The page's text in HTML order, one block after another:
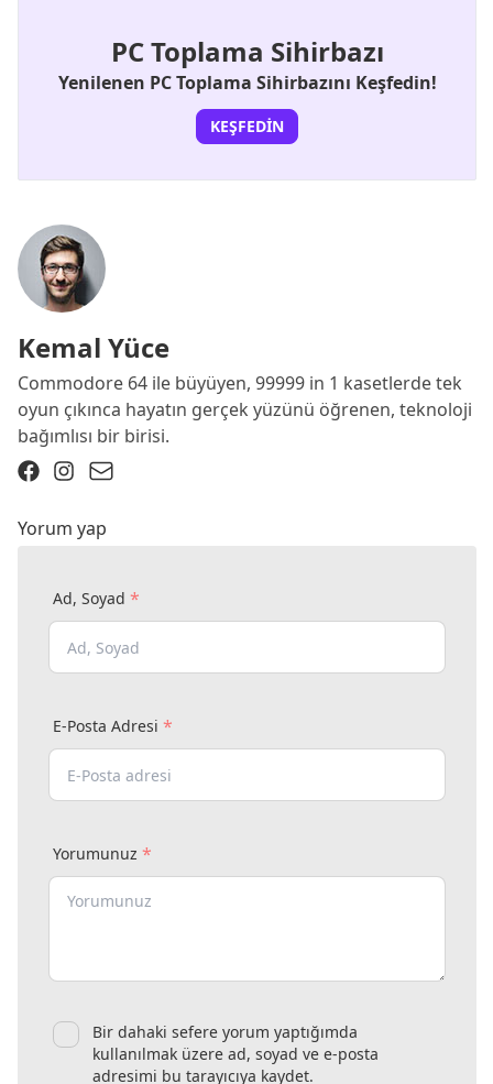
PC Toplama Sihirbazı
Yenilenen PC Toplama Sihirbazını Keşfedin!
KEŞFEDIN
Kemal Yüce
Commodore 64 ile büyüyen, 99999 in 1 kasetlerde tek
oyun çıkınca hayatın gerçek yüzünü öğrenen, teknoloji
bağımlısı bir birisi.
Yorum yap
Ad, Soyad *
E-Posta Adresi *
Yorumunuz *
Bir dahaki sefere yorum yaptığımda
kullanılmak üzere ad, soyad ve e-posta
adresimi bu tarayıcıya kaydet.